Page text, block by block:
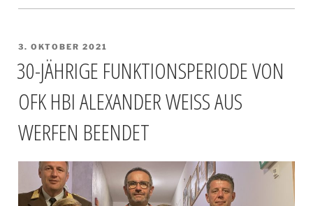
VERÖFFENTLICHT
3. OKTOBER 2021
30-JÄHRIGE FUNKTIONSPERIODE VON
OFK HBI ALEXANDER WEISS AUS
WERFEN BEENDET